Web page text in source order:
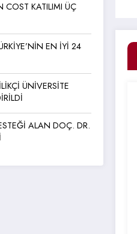
COST KATILIMI ÜÇ
EN İYİ 24
ÜNİVERSİTE
ALAN DOÇ. DR.